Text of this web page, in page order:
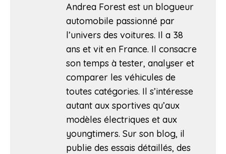
Andrea Forest est un blogueur
automobile passionné par
l’univers des voitures. Il a 38
ans et vit en France. Il consacre
son temps à tester, analyser et
comparer les véhicules de
toutes catégories. Il s’intéresse
autant aux sportives qu’aux
modèles électriques et aux
youngtimers. Sur son blog, il
publie des essais détaillés, des